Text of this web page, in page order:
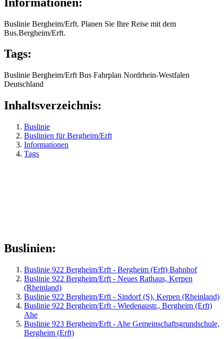
Buslinie Bergheim/Erft. Planen Sie Ihre Reise mit dem
Bus.Bergheim/Erft.
Tags:
Buslinie Bergheim/Erft Bus Fahrplan Nordrhein-Westfalen
Deutschland
Inhaltsverzeichnis:
Buslinie
Buslinien für Bergheim/Erft
Informationen
Tags
Buslinien:
Buslinie 922 Bergheim/Erft - Bergheim (Erft) Bahnhof
Buslinie 922 Bergheim/Erft - Neues Rathaus, Kerpen
(Rheinland)
Buslinie 922 Bergheim/Erft - Sindorf (S), Kerpen (Rheinland)
Buslinie 922 Bergheim/Erft - Wiedenaustr., Bergheim (Erft)
Ahe
Buslinie 923 Bergheim/Erft - Ahe Gemeinschaftsgrundschule,
Bergheim (Erft)